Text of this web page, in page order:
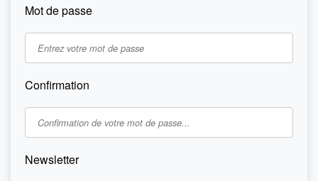
Mot de passe
Confirmation
Newsletter